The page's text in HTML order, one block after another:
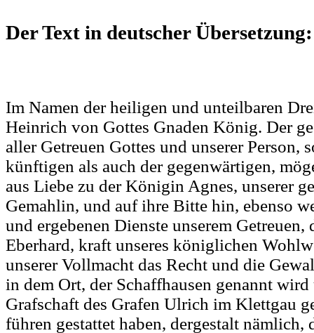
Der Text in deutscher Übersetzung:
Im Namen der heiligen und unteilbaren
Heinrich von Gottes Gnaden König. Der
aller Getreuen Gottes und unserer Person,
künftigen als auch der gegenwärtigen,
aus Liebe zu der Königin Agnes, unserer
Gemahlin, und auf ihre Bitte hin, ebenso
und ergebenen Dienste unserem Getreuen,
Eberhard, kraft unseres königlichen
unserer Vollmacht das Recht und die
in dem Ort, der Schaffhausen genannt
Grafschaft des Grafen Ulrich im Klettgau
führen gestattet haben, dergestalt nämlich,